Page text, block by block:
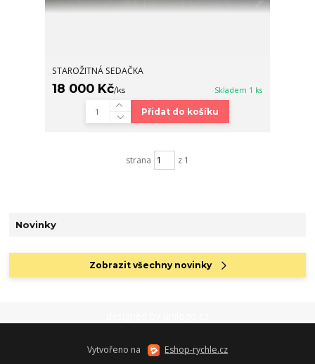
STAROŽITNÁ SEDAČKA
18 000 Kč/ks Skladem 1 ks
Přidat do košíku
strana z 1
Novinky
Zobrazit všechny novinky
Vytvořeno na Eshop-rychle.cz